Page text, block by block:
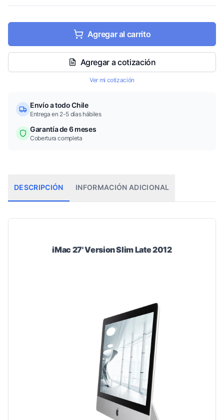
Agregar al carrito
Agregar a cotización
Ver mi cotización
Envío a todo Chile
Entrega en 2-5 días hábiles
Garantía de 6 meses
Cobertura completa
DESCRIPCIÓN INFORMACIÓN ADICIONAL
iMac 27' Version Slim Late 2012